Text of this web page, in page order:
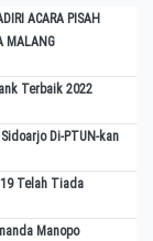
ACARA PISAH
MALANG
Terbaik 2022
Di-PTUN-kan
Telah Tiada
Manopo